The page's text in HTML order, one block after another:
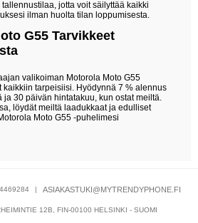
jotta voit säilyttää kaikki
ilman huolta tilan loppumisesta.
G55 Tarvikkeet
valikoiman Motorola Moto G55
kaikkiin tarpeisiisi. Hyödynnä 7 % alennus
30 päivän hintatakuu, kun ostat meiltä.
löydät meiltä laadukkaat ja edulliset
Moto G55 -puhelimesi
| ASIAKASTUKI@MYTRENDYPHONE.FI
12B, FIN-00100 HELSINKI - SUOMI